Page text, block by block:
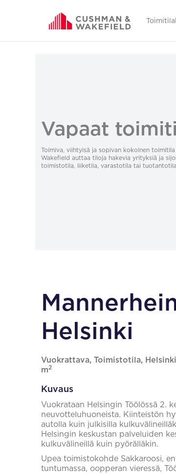
Vapaat
Toimiva, viihtyisä ja sopivan kokoinen
Wakefield auttaa tiloja hakevia yrityksiä ja
toimistotila, liiketila, varastotila tai
Helsinki
Vuokrattava, Toimistotila,
m2
Kuvaus
Vuokrataan Helsingin Töölössä 2.
neuvotteluhuoneista. Kiinteistön
autolla kuin julkisilla
Helsingin keskustan palveluiden
kulkuvälineillä kuin pyörälläkin.
Upea toimistokohde Sakkaroosi,
tuntumassa, oopperan vieressä,